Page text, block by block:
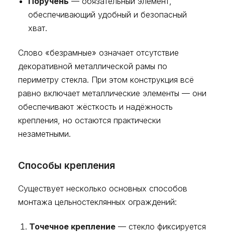
обеспечивающий удобный и безопасный
хват.
Слово «безрамные» означает отсутствие
декоративной металлической рамы по
периметру стекла. При этом конструкция всё
равно включает металлические элементы — они
обеспечивают жёсткость и надёжность
крепления, но остаются практически
незаметными.
Способы крепления
Существует несколько основных способов
монтажа цельностеклянных ограждений:
Точечное крепление — стекло фиксируется